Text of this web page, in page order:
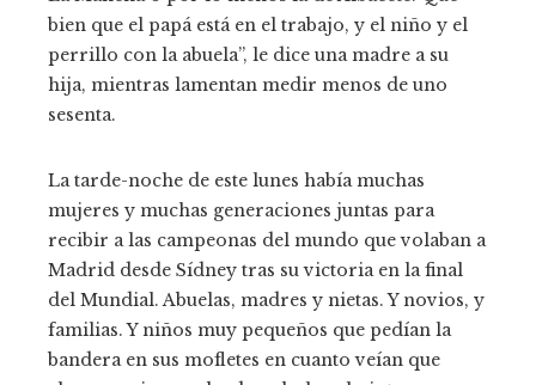
bien que el papá está en el trabajo, y el niño y el
perrillo con la abuela”, le dice una madre a su
hija, mientras lamentan medir menos de uno
sesenta.
La tarde-noche de este lunes había muchas
mujeres y muchas generaciones juntas para
recibir a las campeonas del mundo que volaban a
Madrid desde Sídney tras su victoria en la final
del Mundial. Abuelas, madres y nietas. Y novios, y
familias. Y niños muy pequeños que pedían la
bandera en sus mofletes en cuanto veían que